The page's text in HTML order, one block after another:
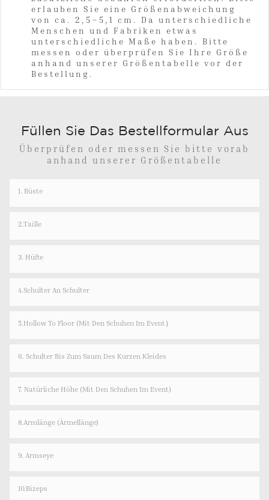
erlauben Sie eine Größenabweichung
von ca. 2,5–5,1 cm. Da unterschiedliche
Menschen und Fabriken etwas
unterschiedliche Maße haben. Bitte
messen oder überprüfen Sie Ihre Größe
anhand unserer Größentabelle vor der
Bestellung.
Füllen Sie Das Bestellformular Aus
Überprüfen oder messen Sie bitte vorab
anhand unserer Größentabelle
1. Büste
2.Taille
3. Hüfte
4.Schulter An Schulter
5.Hollow To Floor (Mit Den Schuhen Im Event）
6. Schulter Bis Zum Saum Des Kurzen Kleides
7. Natürliche Höhe (mit Den Schuhen Im Event)
8.Armlänge (Ärmellänge)
9. Armseye
10.Bizeps